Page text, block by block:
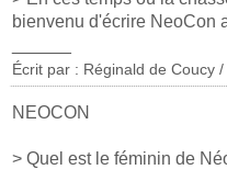
bienvenu d'écrire NeoCon
Écrit par : Réginald de Coucy
NEOCON
> Quel est le féminin de